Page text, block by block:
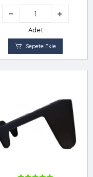
Adet
Sepete Ekle